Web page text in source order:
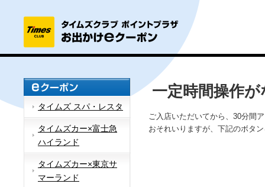
タイムズ スパ・レスタ
タイムズカー×富士急
ハイランド
タイムズカー×東京サ
マーランド
一定時間操作
ご入店いただいてから、30分間
おそれいりますが、下記のボタ